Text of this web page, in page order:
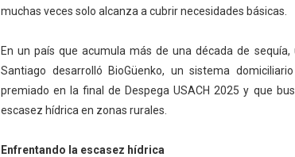
muchas veces solo alcanza a cubrir necesidades básicas.
En un país que acumula más de una década de
Santiago desarrolló BioGüenko, un sistema
premiado en la final de Despega USACH 2025 y que
escasez hídrica en zonas rurales.
Enfrentando la escasez hídrica